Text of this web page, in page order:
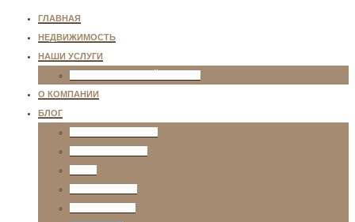
ГЛАВНАЯ
НЕДВИЖИМОСТЬ
НАШИ УСЛУГИ
О КОМПАНИИ
БЛОГ